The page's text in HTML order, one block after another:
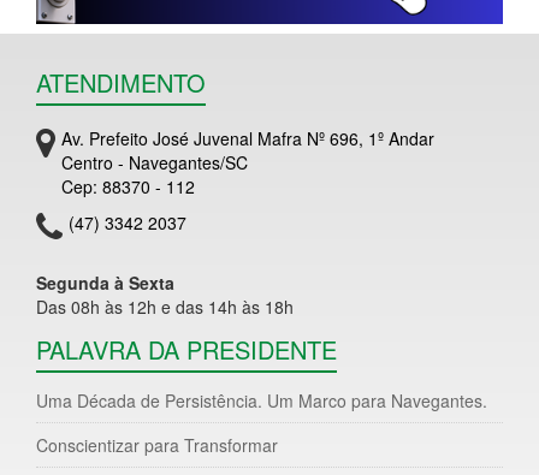
ATENDIMENTO
Av. Prefeito José Juvenal Mafra Nº 696, 1º Andar
Centro - Navegantes/SC
Cep: 88370 - 112
(47) 3342 2037
Segunda à Sexta
Das 08h às 12h e das 14h às 18h
PALAVRA DA PRESIDENTE
Uma Década de Persistência. Um Marco para Navegantes.
Conscientizar para Transformar